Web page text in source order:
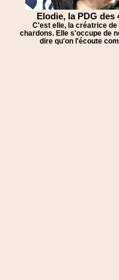
Elodie, la PDG des
C'est elle, la créatrice
chardons. Elle s'occupe de
dire qu'on l'écoute